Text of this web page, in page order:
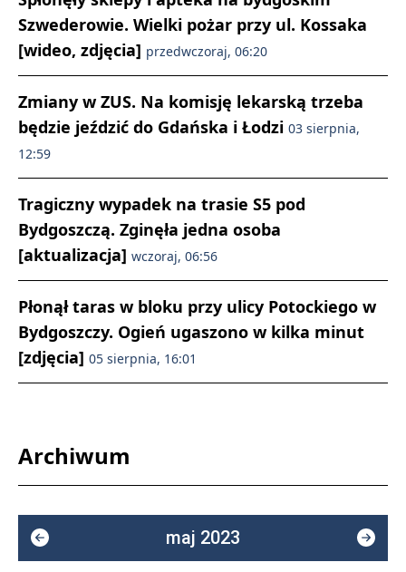
Szwederowie. Wielki pożar przy ul. Kossaka
[wideo, zdjęcia] przedwczoraj, 06:20
Zmiany w ZUS. Na komisję lekarską trzeba
będzie jeździć do Gdańska i Łodzi 03 sierpnia,
12:59
Tragiczny wypadek na trasie S5 pod
Bydgoszczą. Zginęła jedna osoba
[aktualizacja] wczoraj, 06:56
Płonął taras w bloku przy ulicy Potockiego w
Bydgoszczy. Ogień ugaszono w kilka minut
[zdjęcia] 05 sierpnia, 16:01
Archiwum
maj 2023